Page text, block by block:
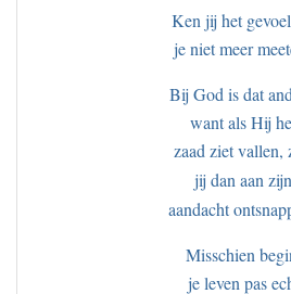
Ken jij het
je niet meer
Bij God is dat
want als Hij
zaad ziet vallen,
jij dan aan zijn
aandacht
Misschien
je leven pas